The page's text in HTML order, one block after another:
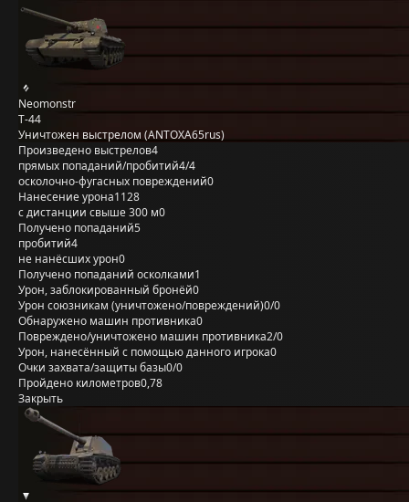
Neomonstr
Т-44
Уничтожен выстрелом (ANTOXA65rus)
Произведено выстрелов4
прямых попаданий/пробитий4/4
осколочно-фугасных повреждений0
Нанесение урона1128
с дистанции свыше 300 м0
Получено попаданий5
пробитий4
не нанёсших урон0
Получено попаданий осколками1
Урон, заблокированный бронёй0
Урон союзникам (уничтожено/повреждений)0/0
Обнаружено машин противника0
Повреждено/уничтожено машин противника2/0
Урон, нанесённый с помощью данного игрока0
Очки захвата/защиты базы0/0
Пройдено километров0,78
Закрыть